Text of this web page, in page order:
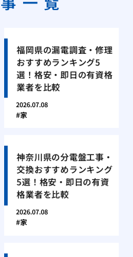
福岡県の漏電調査・修理
おすすめランキング5
選！格安・即日の有資格
業者を比較
2026.07.08
家
神奈川県の分電盤工事・
交換おすすめランキング
5選！格安・即日の有資
格業者を比較
2026.07.08
家